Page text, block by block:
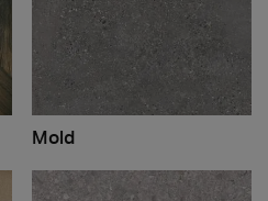
Mold